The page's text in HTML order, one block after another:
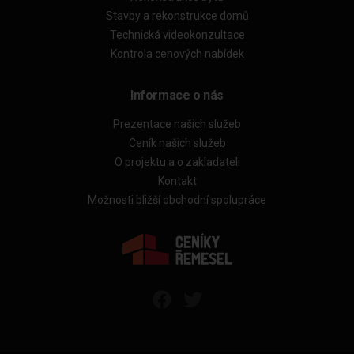
Stavby a rekonstrukce domů
Technická videokonzultace
Kontrola cenových nabídek
Informace o nás
Prezentace našich služeb
Ceník našich služeb
O projektu a o zakladateli
Kontakt
Možnosti bližší obchodní spolupráce